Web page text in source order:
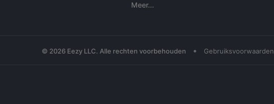
Meer...
© 2026 Eezy LLC. Alle rechten voorbehouden • Gebruiksvoorwaarden